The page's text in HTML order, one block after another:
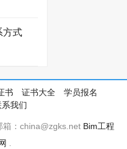
方式
书 证书大全
学员报名
系我们
箱：china@zgks.net Bim工程
.